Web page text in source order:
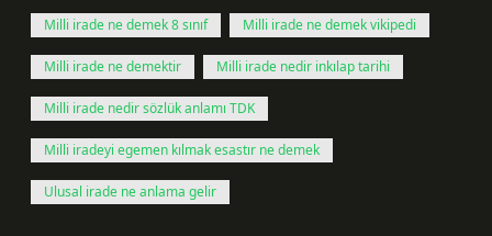
Milli irade ne demek 8 sınıf Milli irade ne demek vikipedi
Milli irade ne demektir Milli irade nedir inkılap tarihi
Milli irade nedir sözlük anlamı TDK
Milli iradeyi egemen kılmak esastır ne demek
Ulusal irade ne anlama gelir